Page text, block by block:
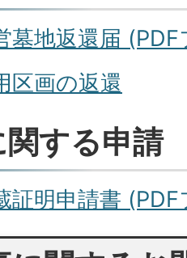
墓地返還届
区画の返還
する申請
証明申請書